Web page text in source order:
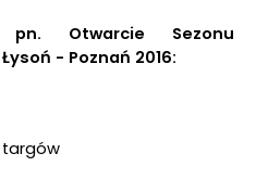
pn. Otwarcie Sezonu
- Poznań 2016:
targów